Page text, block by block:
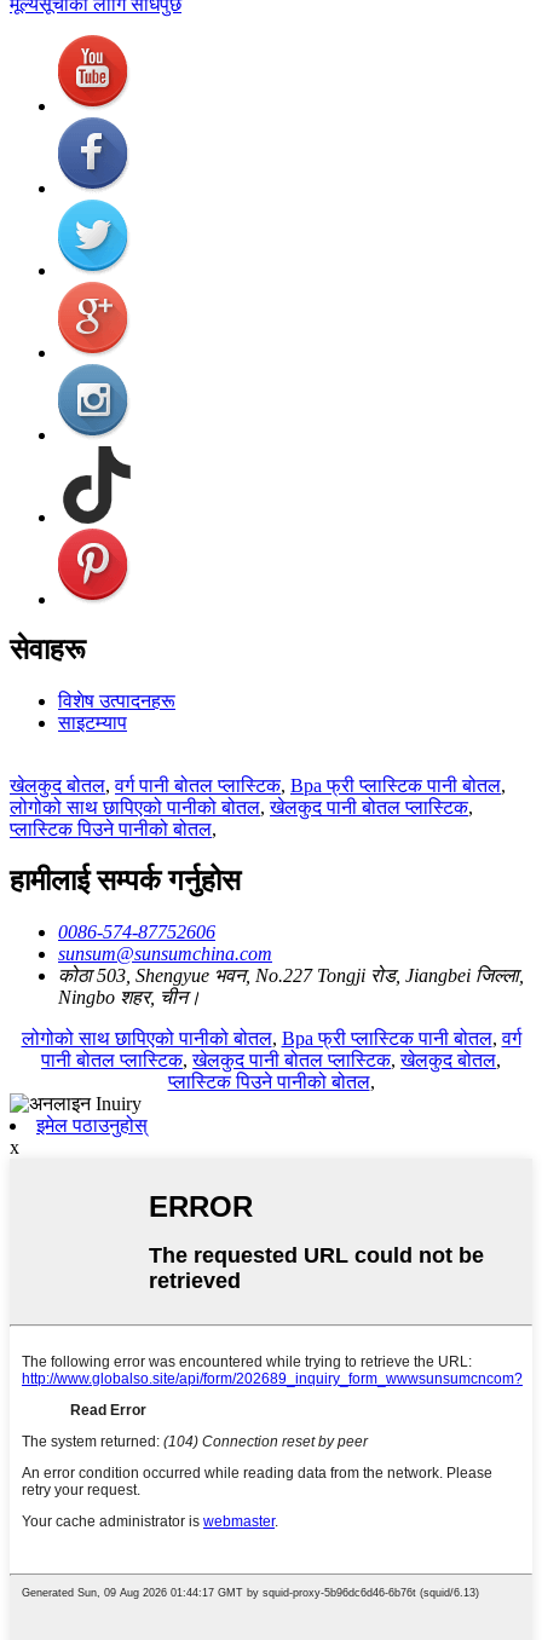
सेवाहरू
विशेष उत्पादनहरू
साइटम्याप
खेलकुद बोतल,वर्ग पानी बोतल प्लास्टिक, Bpa फ्री प्लास्टिक पानी बोतल,
लोगोको साथ छापिएको पानीको बोतल,खेलकुद पानी बोतल प्लास्टिक,
प्लास्टिक पिउने पानीको बोतल,
हामीलाई सम्पर्क गर्नुहोस
0086-574-87752606
sunsum@sunsumchina.com
कोठा 503, Shengyue भवन, No.227 Tongji रोड, Jiangbei जिल्ला,
Ningbo शहर, चीन।
लोगोको साथ छापिएको पानीको बोतल, Bpa फ्री प्लास्टिक पानी बोतल,वर्ग
पानी बोतल प्लास्टिक,खेलकुद पानी बोतल प्लास्टिक,खेलकुद बोतल,
प्लास्टिक पिउने पानीको बोतल,
इमेल पठाउनुहोस्
x